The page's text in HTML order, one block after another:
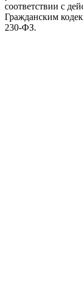
соответствии с
Гражданским
230-ФЗ.